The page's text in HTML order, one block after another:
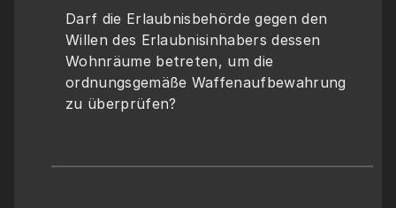
Darf die Erlaubnisbehörde gegen den
Willen des Erlaubnisinhabers dessen
Wohnräume betreten, um die
ordnungsgemäße Waffenaufbewahrung
zu überprüfen?